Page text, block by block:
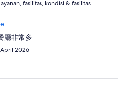
fasilitas, kondisi & fasilitas
廳非常多
2026